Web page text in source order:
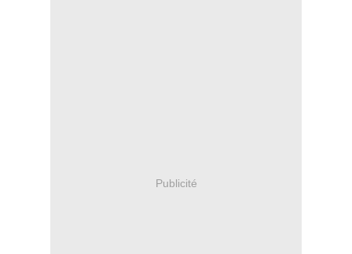
Publicité